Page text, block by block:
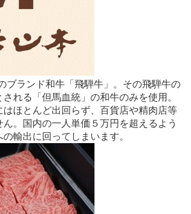
ブランド和牛「飛騨牛」。その飛騨牛の
れる「但馬血統」の和牛のみを使用。
ほとんど出回らず、百貨店や精肉店等
。国内の一人単価５万円を超えるよう
輸出に回ってしまいます。